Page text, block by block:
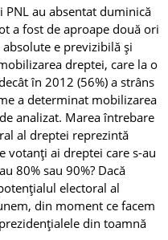
au absentat duminică
a fost de aproape două ori
e previzibilă și
dreptei, care la o
în 2012 (56%) a strâns
a determinat mobilizarea
analizat. Marea întrebare
al dreptei reprezintă
votanți ai dreptei care s-au
80% sau 90%? Dacă
electoral al
din moment ce facem
din toamnă